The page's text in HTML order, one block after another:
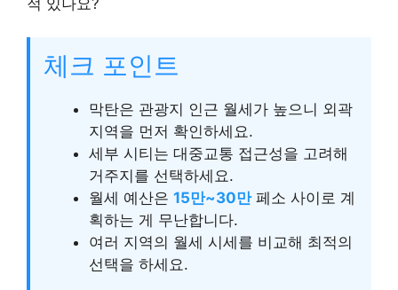
체크 포인트
막탄은 관광지 인근 월세가 높으니 외곽
지역을 먼저 확인하세요.
세부 시티는 대중교통 접근성을 고려해
거주지를 선택하세요.
월세 예산은 15만~30만페소 사이로 계
획하는 게 무난합니다.
여러 지역의 월세 시세를 비교해 최적의
선택을 하세요.